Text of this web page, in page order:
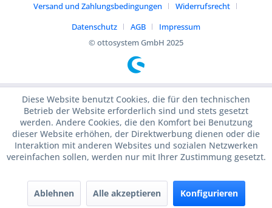
Versand und Zahlungsbedingungen
Widerrufsrecht
Datenschutz
AGB
Impressum
© ottosystem GmbH 2025
Diese Website benutzt Cookies, die für den technischen
Betrieb der Website erforderlich sind und stets gesetzt
werden. Andere Cookies, die den Komfort bei Benutzung
dieser Website erhöhen, der Direktwerbung dienen oder die
Interaktion mit anderen Websites und sozialen Netzwerken
vereinfachen sollen, werden nur mit Ihrer Zustimmung gesetzt.
Ablehnen Alle akzeptieren Konfigurieren